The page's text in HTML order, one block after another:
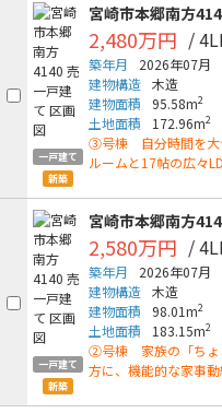
一戸建て
新築
宮崎市本郷南方
2,480万円 /
築年月
2026年07月
建物構造 木造
建物面積
95.58m2
土地面積 172.96m2
③号棟 自分時間を大
ルームと17帖の広々
一戸建て
新築
宮崎市本郷南方
2,580万円 /
築年月
2026年07月
建物構造 木造
建物面積
98.01m2
土地面積 183.15m2
②号棟 家族の「ちょ
方に、機能的な家事